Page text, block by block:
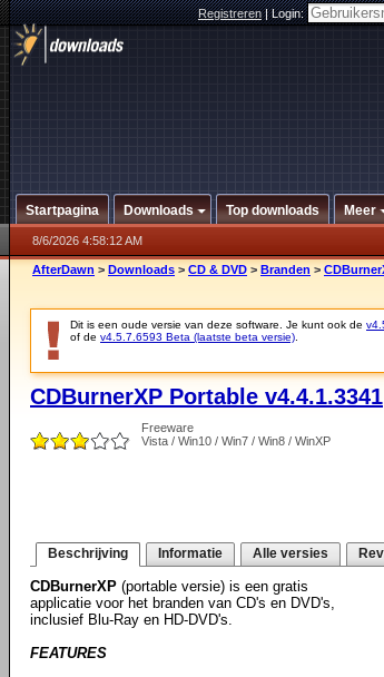
Registreren|Login:
Startpagina Downloads Top downloads Meer
8/6/2026 4:58:12 AM
AfterDawn > Downloads > CD & DVD > Branden >
Dit is een oude versie van deze software. Je kunt ook de
of de v4.5.7.6593 Beta (laatste beta versie)
CDBurnerXP Portable v4.4.1.3341
Freeware
Vista / Win10 / Win7 / Win8 / WinXP
Beschrijving Informatie Alle versies
CDBurnerXP (portable versie) is een gratis
applicatie voor het branden van CD's en DVD's,
inclusief Blu-Ray en HD-DVD's.
FEATURES